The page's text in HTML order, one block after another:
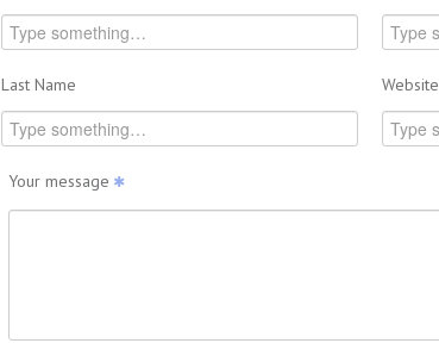
Last Name Website
Your message